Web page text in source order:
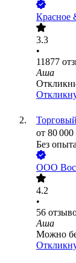
Красное
3.3
•
11877
Аша
от 80 000
Без
ООО
4.2
•
56
Аша
Можно